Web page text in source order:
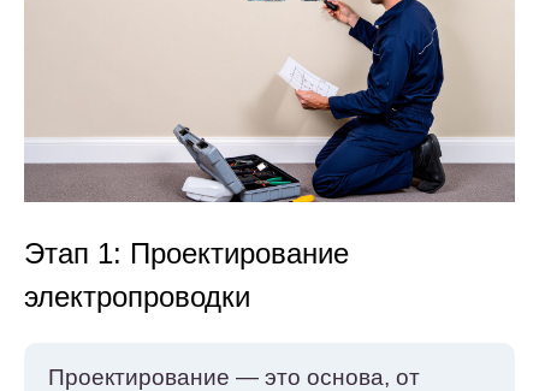
Этап 1: Проектирование
электропроводки
Проектирование — это основа, от